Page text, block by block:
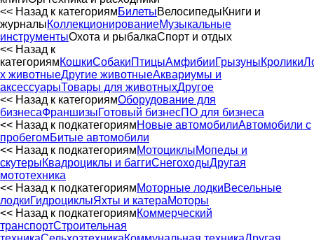
<< Назад к категориямБилетыВелосипедыКниги и
журналыКоллекционированиеМузыкальные
инструментыОхота и рыбалкаСпорт и отдых
<< Назад к
категориямКошкиСобакиПтицыАмфибииГрызуныКролики
х животныеДругие животныеАквариумы и
аксессуарыТовары для животныхДругое
<< Назад к категориямОборудование для
бизнесаФраншизыГотовый бизнесПО для бизнеса
<< Назад к подкатегориямНовые автомобилиАвтомобили с
пробегомБитые автомобили
<< Назад к подкатегориямМотоциклыМопеды и
скутерыКвадроциклы и баггиСнегоходыДругая
мототехника
<< Назад к подкатегориямМоторные лодкиВесельные
лодкиГидроциклыЯхты и катераМоторы
<< Назад к подкатегориямКоммерческий
транспортСтроительная